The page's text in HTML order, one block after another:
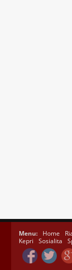
Menu: Home
Kepri
Sosialita